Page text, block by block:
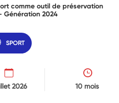
comme outil de préservation
Génération 2024
SPORT
2026 10 mois